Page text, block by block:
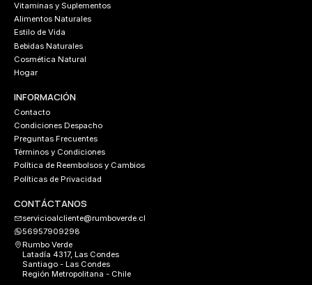
Vitaminas y Suplementos
Alimentos Naturales
Estilo de Vida
Bebidas Naturales
Cosmética Natural
Hogar
INFORMACIÓN
Contacto
Condiciones Despacho
Preguntas Frecuentes
Términos y Condiciones
Política de Reembolsos y Cambios
Políticas de Privacidad
CONTÁCTANOS
servicioalcliente@rumboverde.cl
56957909298
Rumbo Verde
Latadía 4317, Las Condes
Santiago - Las Condes
Región Metropolitana - Chile